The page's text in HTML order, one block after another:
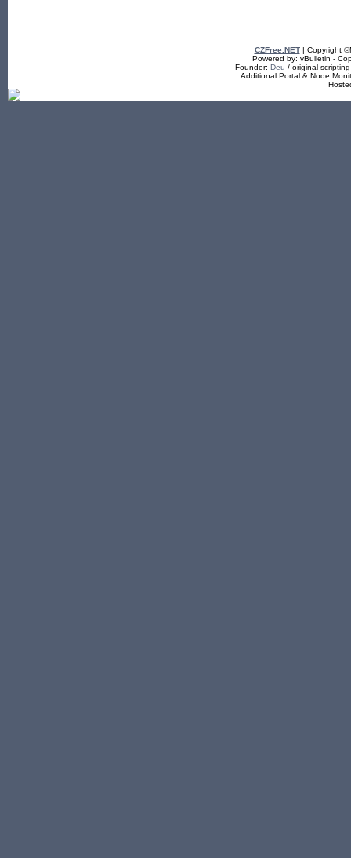
CZFree.NET| Copyright
Powered by: vBulletin -
Founder: Deu / original
Additional Portal & Node